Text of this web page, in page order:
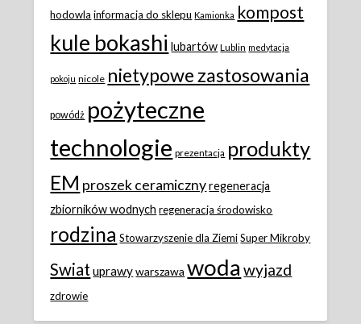
hodowla informacja do sklepu Kamionka kompost
kule bokashi lubartów Lublin medytacja
pokoju nicole nietypowe zastosowania
powódż pożyteczne
technologie prezentacja produkty
EM proszek ceramiczny regeneracja
zbiorników wodnych regeneracja środowisko
rodzina Stowarzyszenie dla Ziemi Super Mikroby
Swiat uprawy warszawa woda wyjazd
zdrowie